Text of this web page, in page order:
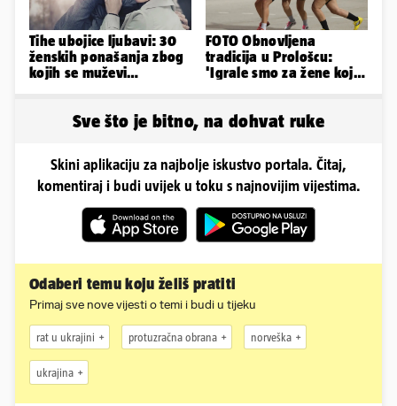
Tihe ubojice ljubavi: 30
ženskih ponašanja zbog
kojih se muževi
FOTO Obnovljena
tradicija u Prološcu:
'Igrale smo za žene koje
Sve što je bitno, na dohvat ruke
Skini aplikaciju za najbolje iskustvo portala. Čitaj,
komentiraj i budi uvijek u toku s najnovijim vijestima.
Odaberi temu koju želiš pratiti
Primaj sve nove vijesti o temi i budi u tijeku
rat u ukrajini protuzračna obrana norveška
ukrajina